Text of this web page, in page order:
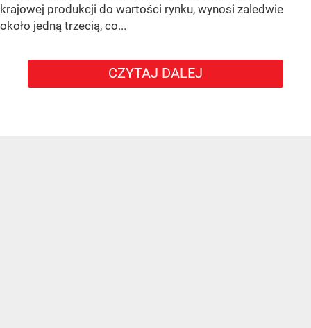
krajowej produkcji do wartości rynku, wynosi zaledwie
około jedną trzecią, co...
CZYTAJ DALEJ